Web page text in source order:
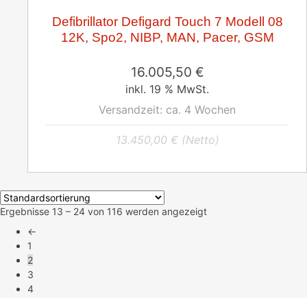
Defibrillator Defigard Touch 7 Modell 08
12K, Spo2, NIBP, MAN, Pacer, GSM
16.005,50 €
inkl. 19 % MwSt.
Versandzeit: ca. 4 Wochen
13.450,00 € (Netto)
Ergebnisse 13 – 24 von 116 werden angezeigt
←
1
2
3
4